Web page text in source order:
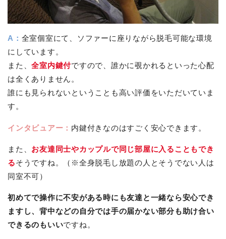
A： 全室個室にて、ソファーに座りながら脱毛可能な環境
にしています。
また、全室内鍵付ですので、誰かに覗かれるといった心配
は全くありません。
誰にも見られないということも高い評価をいただいていま
す。
インタビュアー： 内鍵付きなのはすごく安心できます。
また、 お友達同士やカップルで同じ部屋に入ることもでき
るそうですね。（※全身脱毛し放題の人とそうでない人は
同室不可）
初めてで操作に不安がある時にも友達と一緒なら安心でき
ますし、背中などの自分では手の届かない部分も助け合い
できるのもいいですね。